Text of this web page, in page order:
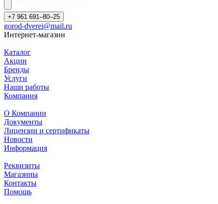
+7 961 691‒80‒25
gorod-dverei@mail.ru
Интернет-магазин
Каталог
Акции
Бренды
Услуги
Наши работы
Компания
О Компании
Документы
Лицензии и сертификаты
Новости
Информация
Реквизиты
Магазины
Контакты
Помощь